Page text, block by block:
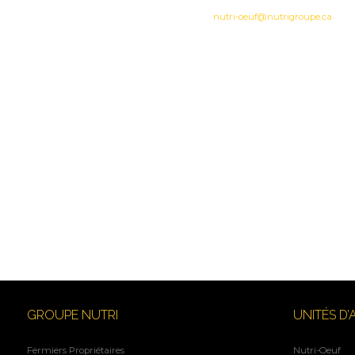
nutri-oeuf@nutrigroupe.ca
GROUPE NUTRI
Fermiers Propriétaires
UNITÉS
Nutri-Oeuf